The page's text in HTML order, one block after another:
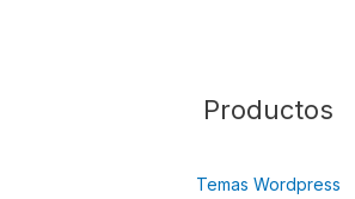
Productos
Temas Wordpress